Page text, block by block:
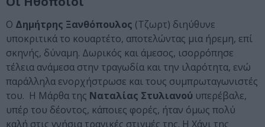
Ο Δημήτρης Ξανθόπουλος (Τζωρτ) διηύθυνε
υποκριτικά το κουαρτέτο, αποτελώντας μια ήρεμη, επί
σκηνής, δύναμη. Δωρικός και άμεσος, ισορρόπησε
τέλεια ανάμεσα στην τραγωδία και την ιλαρότητα, ενώ
παράλληλα ενορχήστρωσε και τους συμπρωταγωνιστές
του. Η Μάρθα της Ναταλίας Στυλιανού υπερέβαλε,
υπέρ του δέοντος, κάποιες φορές, ήταν όμως πολύ
καλή στις γνήσια τραγικές στιγμές της. Η Χάνι της